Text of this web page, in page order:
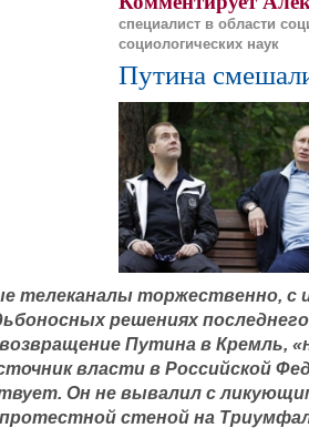
специалист в области
социологических наук
Путина
телеканалы торжественно, с
решениях
Путина в Кремль,
власти в Российской
Он не вывалил с
протестной стеной на